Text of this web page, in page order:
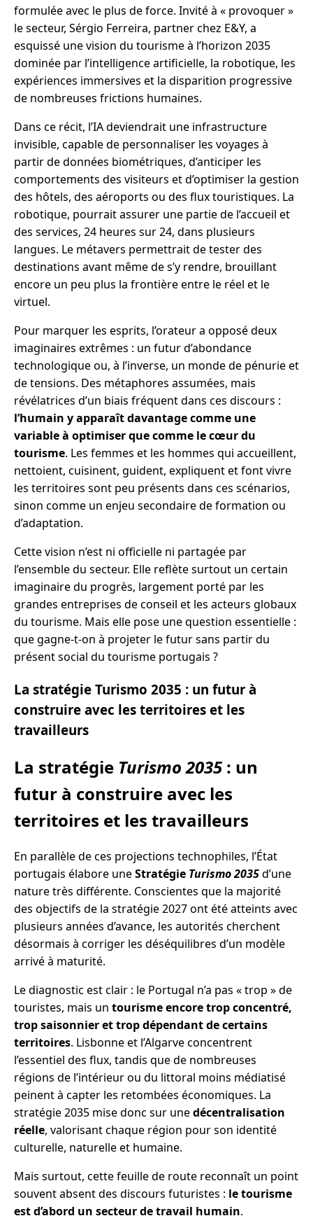
formulée avec le plus de force. Invité à « provoquer »
le secteur, Sérgio Ferreira, partner chez E&Y, a
esquissé une vision du tourisme à l’horizon 2035
dominée par l’intelligence artificielle, la robotique, les
expériences immersives et la disparition progressive
de nombreuses frictions humaines.
Dans ce récit, l’IA deviendrait une infrastructure
invisible, capable de personnaliser les voyages à
partir de données biométriques, d’anticiper les
comportements des visiteurs et d’optimiser la gestion
des hôtels, des aéroports ou des flux touristiques. La
robotique, pourrait assurer une partie de l’accueil et
des services, 24 heures sur 24, dans plusieurs
langues. Le métavers permettrait de tester des
destinations avant même de s’y rendre, brouillant
encore un peu plus la frontière entre le réel et le
virtuel.
Pour marquer les esprits, l’orateur a opposé deux
imaginaires extrêmes : un futur d’abondance
technologique ou, à l’inverse, un monde de pénurie et
de tensions. Des métaphores assumées, mais
révélatrices d’un biais fréquent dans ces discours :
l’humain y apparaît davantage comme une
variable à optimiser que comme le cœur du
tourisme. Les femmes et les hommes qui accueillent,
nettoient, cuisinent, guident, expliquent et font vivre
les territoires sont peu présents dans ces scénarios,
sinon comme un enjeu secondaire de formation ou
d’adaptation.
Cette vision n’est ni officielle ni partagée par
l’ensemble du secteur. Elle reflète surtout un certain
imaginaire du progrès, largement porté par les
grandes entreprises de conseil et les acteurs globaux
du tourisme. Mais elle pose une question essentielle :
que gagne-t-on à projeter le futur sans partir du
présent social du tourisme portugais ?
La stratégie Turismo 2035 : un futur à
construire avec les territoires et les
travailleurs
La stratégie Turismo 2035: un
futur à construire avec les
territoires et les travailleurs
En parallèle de ces projections technophiles, l’État
portugais élabore uneStratégie Turismo 2035d’une
nature très différente. Conscientes que la majorité
des objectifs de la stratégie 2027 ont été atteints avec
plusieurs années d’avance, les autorités cherchent
désormais à corriger les déséquilibres d’un modèle
arrivé à maturité.
Le diagnostic est clair : le Portugal n’a pas « trop » de
touristes, mais un tourisme encore trop concentré,
trop saisonnier et trop dépendant de certains
territoires. Lisbonne et l’Algarve concentrent
l’essentiel des flux, tandis que de nombreuses
régions de l’intérieur ou du littoral moins médiatisé
peinent à capter les retombées économiques. La
stratégie 2035 mise donc sur unedécentralisation
réelle, valorisant chaque région pour son identité
culturelle, naturelle et humaine.
Mais surtout, cette feuille de route reconnaît un point
souvent absent des discours futuristes : le tourisme
est d’abord un secteur de travail humain.